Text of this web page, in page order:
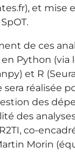
et mise
de ces
Python (via
et R
sera réalisée
des
des
co-
Morin